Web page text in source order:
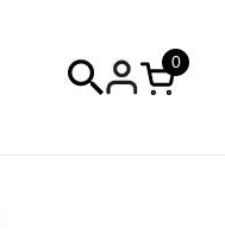
カートを
0